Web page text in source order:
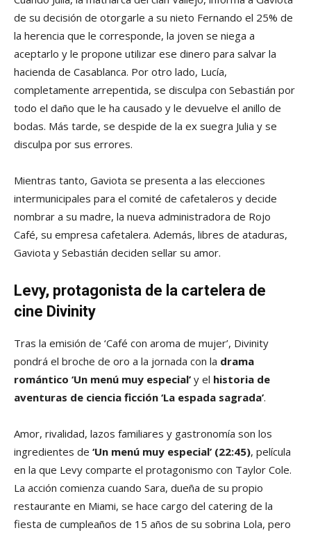
de su decisión de otorgarle a su nieto Fernando el 25% de
la herencia que le corresponde, la joven se niega a
aceptarlo y le propone utilizar ese dinero para salvar la
hacienda de Casablanca. Por otro lado, Lucía,
completamente arrepentida, se disculpa con Sebastián por
todo el daño que le ha causado y le devuelve el anillo de
bodas. Más tarde, se despide de la ex suegra Julia y se
disculpa por sus errores.
Mientras tanto, Gaviota se presenta a las elecciones
intermunicipales para el comité de cafetaleros y decide
nombrar a su madre, la nueva administradora de Rojo
Café, su empresa cafetalera. Además, libres de ataduras,
Gaviota y Sebastián deciden sellar su amor.
Levy, protagonista de la cartelera de
cine Divinity
Tras la emisión de ‘Café con aroma de mujer’, Divinity
pondrá el broche de oro a la jornada con la drama
romántico ‘Un menú muy especial’ y el historia de
aventuras de ciencia ficción ‘La espada sagrada’.
Amor, rivalidad, lazos familiares y gastronomía son los
ingredientes de ‘Un menú muy especial’ (22:45), película
en la que Levy comparte el protagonismo con Taylor Cole.
La acción comienza cuando Sara, dueña de su propio
restaurante en Miami, se hace cargo del catering de la
fiesta de cumpleaños de 15 años de su sobrina Lola, pero